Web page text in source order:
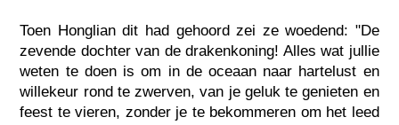
Toen Honglian dit had gehoord zei ze woedend: "De
zevende dochter van de drakenkoning! Alles wat jullie
weten te doen is om in de oceaan naar hartelust en
willekeur rond te zwerven, van je geluk te genieten en
feest te vieren, zonder je te bekommeren om het leed